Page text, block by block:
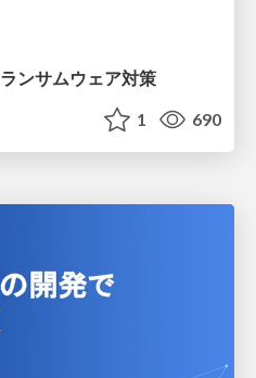
ンサムウェア対策
1 690